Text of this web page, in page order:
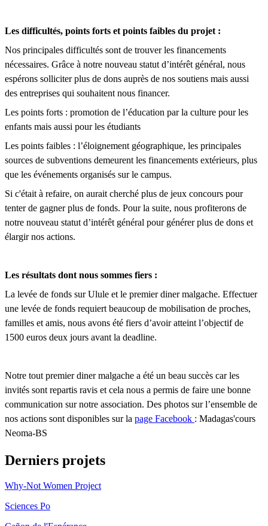
Les difficultés, points forts et points faibles du projet :
Nos principales difficultés sont de trouver les financements
nécessaires. Grâce à notre nouveau statut d’intérêt général, nous
espérons solliciter plus de dons auprès de nos soutiens mais aussi
des entreprises qui souhaitent nous financer.
Les points forts : promotion de l’éducation par la culture pour les
enfants mais aussi pour les étudiants
Les points faibles : l’éloignement géographique, les principales
sources de subventions demeurent les financements extérieurs, plus
que les événements organisés sur le campus.
Si c'était à refaire, on aurait cherché plus de jeux concours pour
tenter de gagner plus de fonds. Pour la suite, nous profiterons de
notre nouveau statut d’intérêt général pour générer plus de dons et
élargir nos actions.
Les résultats dont nous sommes fiers :
La levée de fonds sur Ulule et le premier diner malgache. Effectuer
une levée de fonds requiert beaucoup de mobilisation de proches,
familles et amis, nous avons été fiers d’avoir atteint l’objectif de
1500 euros deux jours avant la deadline.
Notre tout premier diner malgache a été un beau succès car les
invités sont repartis ravis et cela nous a permis de faire une bonne
communication sur notre association. Des photos sur l’ensemble de
nos actions sont disponibles sur la page Facebook : Madagas'cours
Neoma-BS
Derniers projets
Why-Not Women Project
Sciences Po